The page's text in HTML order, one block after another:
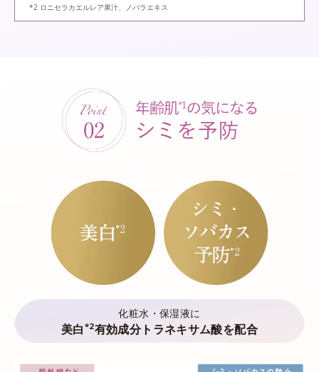
*2 ロニセラカエルレア果汁、ノバラエキス
化粧水・保湿液に
美白 *2有効成分トラネキサム酸を配合